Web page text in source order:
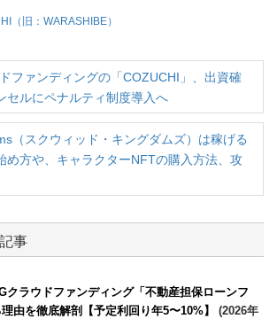
（旧：WARASHIBE）
ファンディングの「COZUCHI」、出資確
セルにペナルティ制度導入へ
（スクウィッド・キングダムズ）は稼げる
め方や、キャラクターNFTの購入方法、攻
事
クラウドファンディング「不動産担保ローンフ
由を徹底解剖【予定利回り年5〜10%】
(2026年